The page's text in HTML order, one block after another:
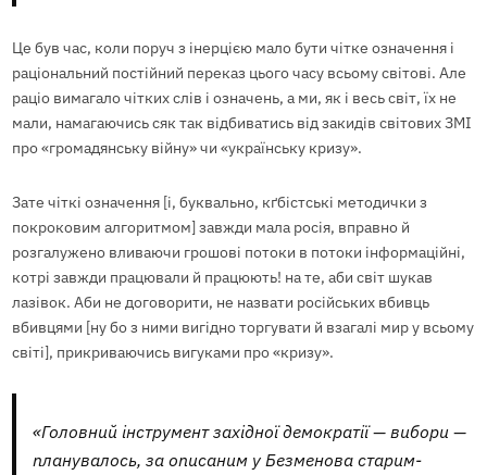
Це був час, коли поруч з інерцією мало бути чітке означення і
раціональний постійний переказ цього часу всьому світові. Але
раціо вимагало чітких слів і означень, а ми, як і весь світ, їх не
мали, намагаючись сяк так відбиватись від закидів світових ЗМІ
про «громадянську війну» чи «українську кризу».
Зате чіткі означення [і, буквально, кґбістські методички з
покроковим алгоритмом] завжди мала росія, вправно й
розгалужено вливаючи грошові потоки в потоки інформаційні,
котрі завжди працювали й працюють! на те, аби світ шукав
лазівок. Аби не договорити, не назвати російських вбивць
вбивцями [ну бо з ними вигідно торгувати й взагалі мир у всьому
світі], прикриваючись вигуками про «кризу».
«Головний інструмент західної демократії — вибори —
планувалось, за описаним у Безменова старим-